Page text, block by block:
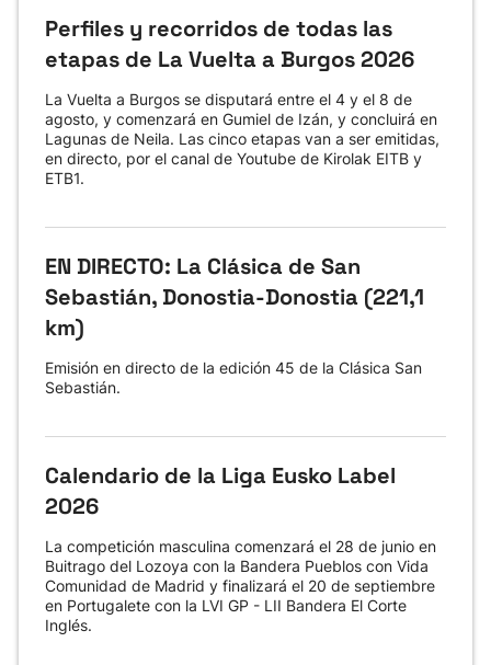
Perfiles y recorridos de todas las
etapas de La Vuelta a Burgos 2026
La Vuelta a Burgos se disputará entre el 4 y el 8 de
agosto, y comenzará en Gumiel de Izán, y concluirá en
Lagunas de Neila. Las cinco etapas van a ser emitidas,
en directo, por el canal de Youtube de Kirolak EITB y
ETB1.
EN DIRECTO: La Clásica de San
Sebastián, Donostia-Donostia (221,1
km)
Emisión en directo de la edición 45 de la Clásica San
Sebastián.
Calendario de la Liga Eusko Label
2026
La competición masculina comenzará el 28 de junio en
Buitrago del Lozoya con la Bandera Pueblos con Vida
Comunidad de Madrid y finalizará el 20 de septiembre
en Portugalete con la LVI GP - LII Bandera El Corte
Inglés.